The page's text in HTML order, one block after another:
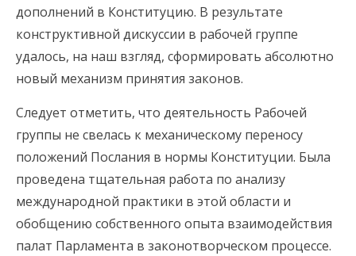
дополнений в Конституцию. В результате
конструктивной дискуссии в рабочей группе
удалось, на наш взгляд, сформировать абсолютно
новый механизм принятия законов.
Следует отметить, что деятельность Рабочей
группы не свелась к механическому переносу
положений Послания в нормы Конституции. Была
проведена тщательная работа по анализу
международной практики в этой области и
обобщению собственного опыта взаимодействия
палат Парламента в законотворческом процессе.